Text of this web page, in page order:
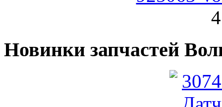
Новинки запчастей